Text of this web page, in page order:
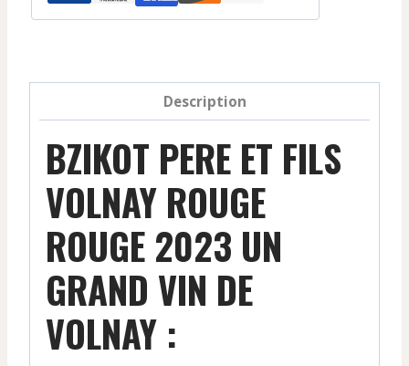
Volnay
-
Description
BZIKOT PERE ET FILS
VOLNAY ROUGE
ROUGE 2023 UN
GRAND VIN DE
VOLNAY :